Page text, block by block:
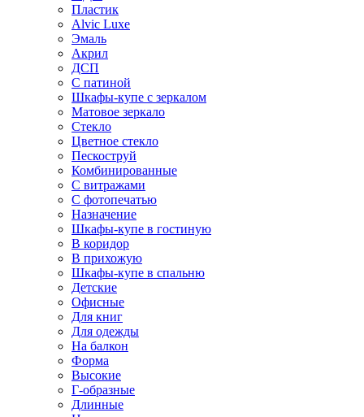
Пластик
Alvic Luxe
Эмаль
Акрил
ДСП
С патиной
Шкафы-купе с зеркалом
Матовое зеркало
Стекло
Цветное стекло
Пескоструй
Комбинированные
С витражами
С фотопечатью
Назначение
Шкафы-купе в гостиную
В коридор
В прихожую
Шкафы-купе в спальню
Детские
Офисные
Для книг
Для одежды
На балкон
Форма
Высокие
Г-образные
Длинные